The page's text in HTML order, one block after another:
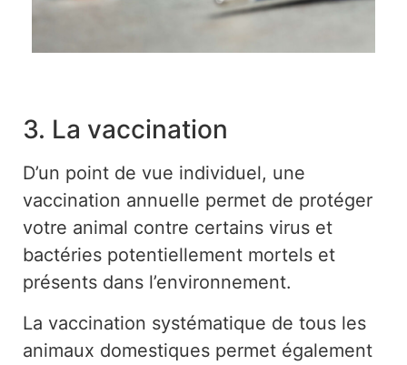
3. La vaccination
D’un point de vue individuel, une
vaccination annuelle permet de protéger
votre animal contre certains virus et
bactéries potentiellement mortels et
présents dans l’environnement.
La vaccination systématique de tous les
animaux domestiques permet également